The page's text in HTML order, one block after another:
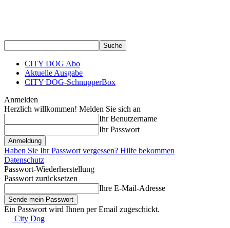
CITY DOG Abo
Aktuelle Ausgabe
CITY DOG-SchnupperBox
Anmelden
Herzlich willkommen! Melden Sie sich an
Ihr Benutzername
Ihr Passwort
Haben Sie Ihr Passwort vergessen? Hilfe bekommen
Datenschutz
Passwort-Wiederherstellung
Passwort zurücksetzen
Ihre E-Mail-Adresse
Ein Passwort wird Ihnen per Email zugeschickt.
City Dog